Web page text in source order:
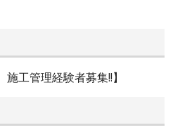
工管理経験者募集!!】